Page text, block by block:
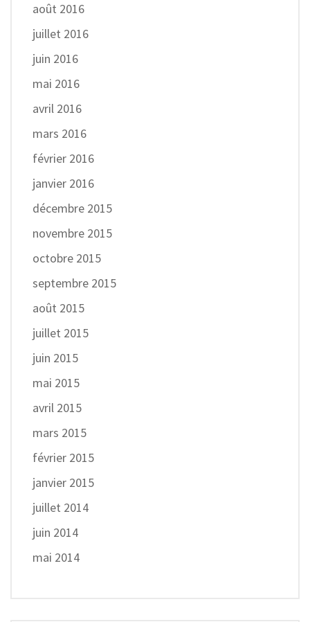
août 2016
juillet 2016
juin 2016
mai 2016
avril 2016
mars 2016
février 2016
janvier 2016
décembre 2015
novembre 2015
octobre 2015
septembre 2015
août 2015
juillet 2015
juin 2015
mai 2015
avril 2015
mars 2015
février 2015
janvier 2015
juillet 2014
juin 2014
mai 2014